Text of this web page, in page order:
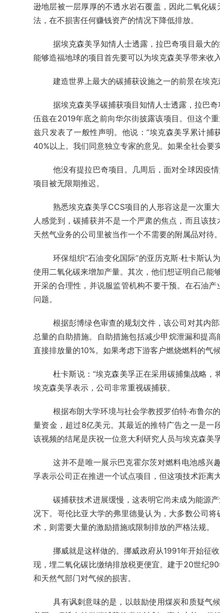
逊地层被一层厚厚的不透水岩石覆盖，因此二氧化
法，在不损害任何赚钱资产的情况下降低排放。
据埃克森美孚知情人士透露，拉巴奇项目最大
能够造福地球的项目首先要可以为埃克森美孚带来收
建造世界上最大的碳捕获设施之一的前景在埃
据埃克森美孚碳捕获项目知情人士透露，拉巴
伍兹在2019年底之前向华尔街披露该项目。但这个
兹只发表了一般性声明。他说：“埃克森美孚累计
40%以上。我们同意独立专家的意见。如果全社会要
他没有提拉巴奇项目。几周后，面对全球因疫
项目被无限期推迟。
熟悉埃克森美孚CCS项目的人形容这是一次重
人感觉到，碳捕获并不是一个严肃的焦点，而且该
天然气业务的公司里被当作一个不需要的附属品对待
环保组织“石油变化国际”的亚历克斯·杜卡斯
使用二氧化碳来增加产量。其次，他们想证明自己能
开采的合理性，并说服监管机构不要干预。在石油
问题。
根据彭博绿色审查的规划文件，该公司对其内
总量的自助措施。自助措施包括减少甲烷泄漏和提
直接排放量的10%。如果考虑下游客户燃烧燃料的气
杜卡斯说：“埃克森美孚正在采用碳捕集战略
埃克森美孚表示，公司非常重视碳捕获。
根据布朗大学环境与社会学教授罗伯特·布鲁
量资金，超过8亿美元。其最近的推特广告之一是
该视频的结尾是庆祝一位意大利研究人员与埃克森美
这并不是唯一展示巴克霍尔茨对燃料电池感兴
孚表示公司正在推进一个试点项目，但这项技术距
碳捕获技术进展缓慢，这表明它尚未成为能源
况下。哥伦比亚大学的弗里德曼认为，大多数公司
术，则需要大量的激励措施或限制排放的严格法规。
挪威就是这样做的。挪威政府从1991年开始征
现，埋二氧化碳比缴纳排放税更便宜。建于20世纪
和天然气部门对气候的损害。
具有讽刺意味的是，以鼓励使用煤炭和质疑气